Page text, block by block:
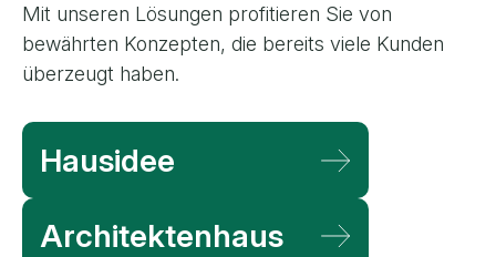
Mit unseren Lösungen profitieren Sie von
bewährten Konzepten, die bereits viele Kunden
überzeugt haben.
Weiterführende Angebote
Hausidee
Architektenhaus